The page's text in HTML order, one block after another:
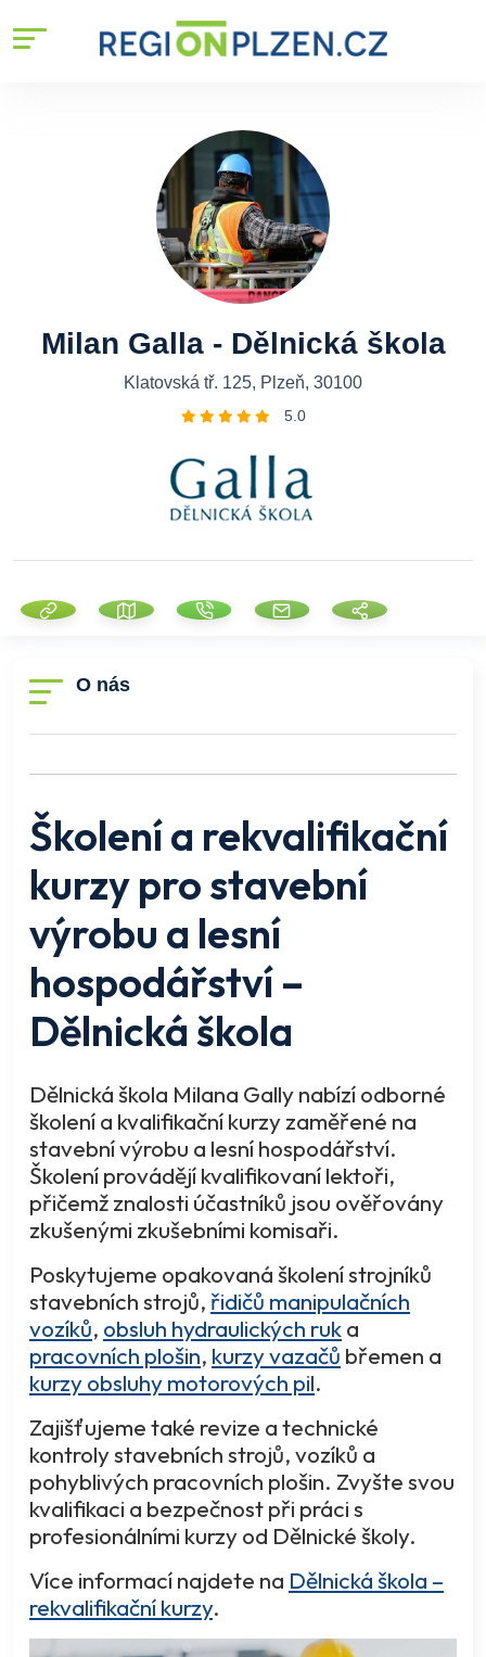
Milan Galla - Dělnická škola
Klatovská tř. 125, Plzeň, 30100
5.0
O nás
Školení a rekvalifikační
kurzy pro stavební
výrobu a lesní
hospodářství –
Dělnická škola
Dělnická škola Milana Gally nabízí odborné
školení a kvalifikační kurzy zaměřené na
stavební výrobu a lesní hospodářství.
Školení provádějí kvalifikovaní lektoři,
přičemž znalosti účastníků jsou ověřovány
zkušenými zkušebními komisaři.
Poskytujeme opakovaná školení strojníků
stavebních strojů, řidičů manipulačních
vozíků, obsluh hydraulických ruka
pracovních plošin, kurzy vazačů břemen a
kurzy obsluhy motorových pil.
Zajišťujeme také revize a technické
kontroly stavebních strojů, vozíků a
pohyblivých pracovních plošin. Zvyšte svou
kvalifikaci a bezpečnost při práci s
profesionálními kurzy od Dělnické školy.
Více informací najdete na Dělnická škola –
rekvalifikační kurzy.